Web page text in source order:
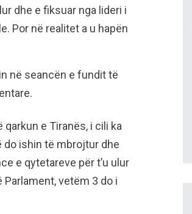
dhe e fiksuar nga lideri i
Por në realitet a u hapën
në seancën e fundit të
e Tiranës, i cili ka
do ishin të mbrojtur dhe
e qytetareve për t’u ulur
vetëm 3 do i